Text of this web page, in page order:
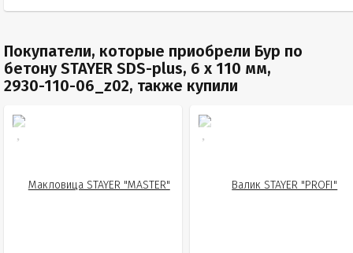
Покупатели, которые приобрели Бур по
бетону STAYER SDS-plus, 6 x 110 мм,
2930-110-06_z02, также купили